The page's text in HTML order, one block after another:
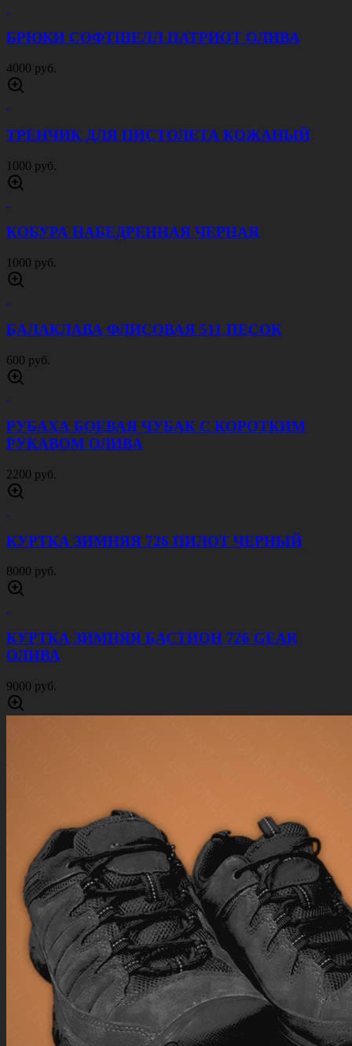
БРЮКИ СОФТШЕЛЛ ПАТРИОТ ОЛИВА
4000 руб.
ТРЕНЧИК ДЛЯ ПИСТОЛЕТА КОЖАНЫЙ
1000 руб.
КОБУРА НАБЕДРЕННАЯ ЧЕРНАЯ
1000 руб.
БАЛАКЛАВА ФЛИСОВАЯ 511 ПЕСОК
600 руб.
РУБАХА БОЕВАЯ ЧУБАК С КОРОТКИМ
РУКАВОМ ОЛИВА
2200 руб.
КУРТКА ЗИМНЯЯ 726 ПИЛОТ ЧЕРНЫЙ
8000 руб.
КУРТКА ЗИМНЯЯ БАСТИОН 726 GEAR
ОЛИВА
9000 руб.